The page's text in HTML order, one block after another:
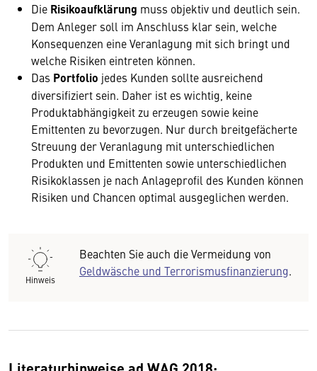
Die Risikoaufklärung muss objektiv und deutlich sein.
Dem Anleger soll im Anschluss klar sein, welche
Konsequenzen eine Veranlagung mit sich bringt und
welche Risiken eintreten können.
Das Portfolio jedes Kunden sollte ausreichend
diversifiziert sein. Daher ist es wichtig, keine
Produktabhängigkeit zu erzeugen sowie keine
Emittenten zu bevorzugen. Nur durch breitgefächerte
Streuung der Veranlagung mit unterschiedlichen
Produkten und Emittenten sowie unterschiedlichen
Risikoklassen je nach Anlageprofil des Kunden können
Risiken und Chancen optimal ausgeglichen werden.
Hinweis
Beachten Sie auch die Vermeidung von
Geldwäsche und Terrorismusfinanzierung.